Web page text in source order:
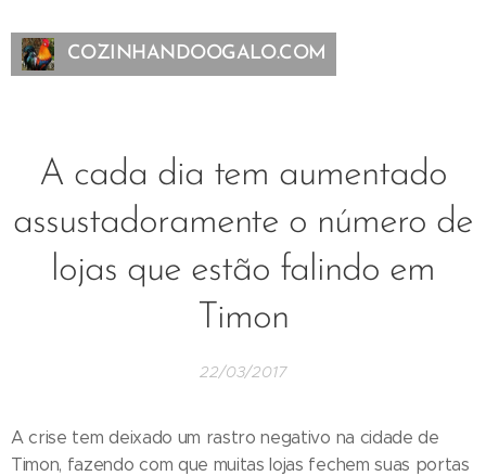
COZINHANDOOGALO.COM
A cada dia tem aumentado
assustadoramente o número de
lojas que estão falindo em
Timon
22/03/2017
A crise tem deixado um rastro negativo na cidade de
Timon, fazendo com que muitas lojas fechem suas portas